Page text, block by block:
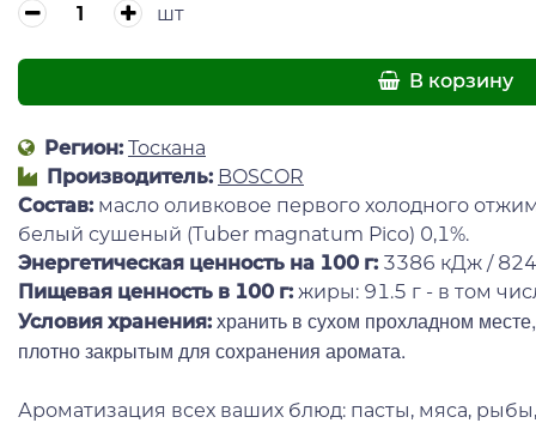
шт
В корзину
Регион: Тоскана
Производитель: BOSCOR
Состав: масло оливковое первого холодного
белый сушеный (Tuber magnatum Pico) 0,1%.
Энергетическая ценность на 100 г: 3386 кДж / 824
Пищевая ценность в 100 г: жиры: 91.5 г - в том
Условия хранения: хранить в сухом прохладном
плотно закрытым для сохранения аромата.
Ароматизация всех ваших блюд: пасты, мяса,